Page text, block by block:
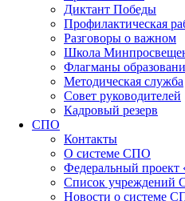
Диктант Победы
Профилактическая
Разговоры о важном
Школа
Флагманы
Методическая служба
Совет руководителей
Кадровый резерв
СПО
Контакты
О системе СПО
Федеральный проект
Список учреждений
Новости о системе